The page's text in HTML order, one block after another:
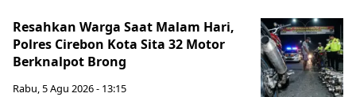
Resahkan Warga Saat Malam Hari,
Polres Cirebon Kota Sita 32 Motor
Berknalpot Brong
Rabu, 5 Agu 2026 - 13:15